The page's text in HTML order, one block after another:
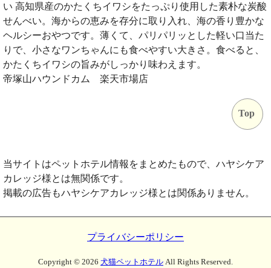
い 高知県産のかたくちイワシをたっぷり使用した素朴な炭酸
せんべい。海からの恵みを存分に取り入れ、海の香り豊かな
ヘルシーおやつです。薄くて、パリパリッとした軽い口当た
りで、小さなワンちゃんにも食べやすい大きさ。食べると、
かたくちイワシの旨みがしっかり味わえます。
帝塚山ハウンドカム 楽天市場店
Top
当サイトはペットホテル情報をまとめたもので、ハヤシケア
カレッジ様とは無関係です。
掲載の広告もハヤシケアカレッジ様とは関係ありません。
プライバシーポリシー
Copyright © 2026 犬猫ペットホテル All Rights Reserved.